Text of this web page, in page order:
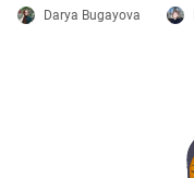
Darya Bugayova